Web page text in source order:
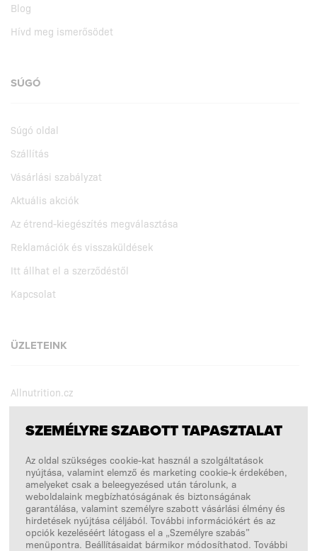
Blog
Hívd meg ismerősödet
SÚGÓ
Súgó oldal
Szállítás
Vásárlási szabályzat
Aktuális akciók
Az étrend-kiegészítés megválasztása
Reklamációk és visszaküldések
Itt állhat el a szerződéstől
Kapcsolat
ÜZLETEINK
Allnutrition.cz
Allnutrition.ro
Allnutrition.ua
Allnutrition.co.uk
Allnutrition.de
SZEMÉLYRE SZABOTT TAPASZTALAT
Az oldal szükséges cookie-kat használ a szolgáltatások
nyújtása, valamint elemző és marketing cookie-k érdekében,
amelyeket csak a beleegyezésed után tárolunk, a
weboldalaink megbízhatóságának és biztonságának
garantálása, valamint személyre szabott vásárlási élmény és
hirdetések nyújtása céljából. További információkért és az
opciók kezeléséért látogass el a „Személyre szabás”
menüpontra. Beállításaidat bármikor módosíthatod. További